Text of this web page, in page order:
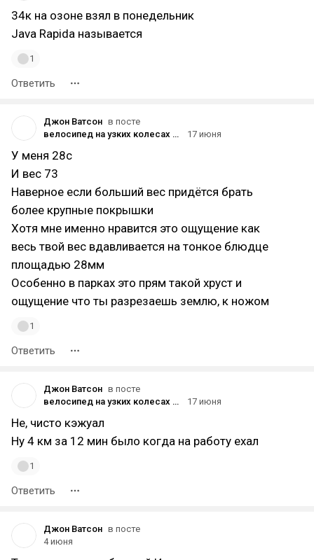
34к на озоне взял в понедельник
Java Rapida называется
1
Ответить
Джон Ватсон в посте
велосипед на узких колесах это имба
17 июня
У меня 28с
И вес 73
Наверное если больший вес придётся брать
более крупные покрышки
Хотя мне именно нравится это ощущение как
весь твой вес вдавливается на тонкое блюдце
площадью 28мм
Особенно в парках это прям такой хруст и
ощущение что ты разрезаешь землю, к ножом
1
Ответить
Джон Ватсон в посте
велосипед на узких колесах это имба
17 июня
Не, чисто кэжуал
Ну 4 км за 12 мин было когда на работу ехал
1
Ответить
Джон Ватсон в посте
4 июня